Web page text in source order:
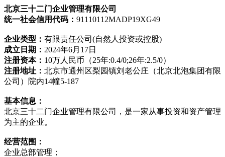
北京三十二门企业管理有限公司
统一社会信用代码： 91110112MADP19XG49
企业类型： 有限责任公司(自然人投资或控股)
成立日期： 2024年6月17日
注册资本： 10万人民币（25年:0.4/0;26年:2.5/0）
注册地址： 北京市通州区梨园镇刘老公庄（北京北泡集团有限
公司）院内14幢5-187
基本信息：
北京三十二门企业管理有限公司，是一家从事投资和资产管理
为主的企业。
经营范围：
企业总部管理；